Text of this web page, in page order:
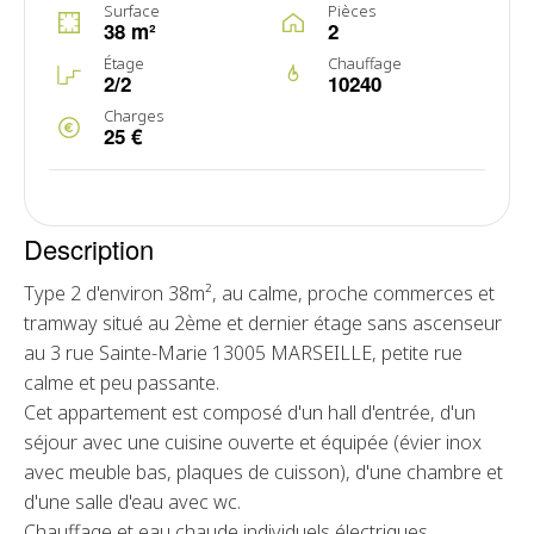
Surface
38 m²
Pièces
2
Étage
2/2
Chauffage
10240
Charges
25 €
Description
Type 2 d'environ 38m², au calme, proche commerces et
tramway situé au 2ème et dernier étage sans ascenseur
au 3 rue Sainte-Marie 13005 MARSEILLE, petite rue
calme et peu passante.
Cet appartement est composé d'un hall d'entrée, d'un
séjour avec une cuisine ouverte et équipée (évier inox
avec meuble bas, plaques de cuisson), d'une chambre et
d'une salle d'eau avec wc.